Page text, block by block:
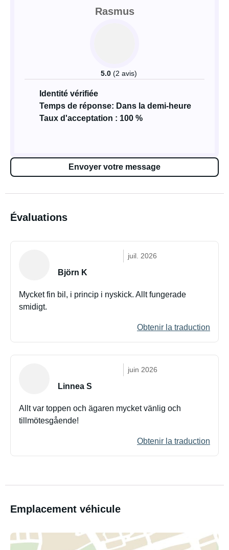
Rasmus
5.0 (2 avis)
Identité vérifiée
Temps de réponse: Dans la demi-heure
Taux d'acceptation : 100 %
Envoyer votre message
Évaluations
juil. 2026
Björn K
Mycket fin bil, i princip i nyskick. Allt fungerade
smidigt.
Obtenir la traduction
juin 2026
Linnea S
Allt var toppen och ägaren mycket vänlig och
tillmötesgående!
Obtenir la traduction
Emplacement véhicule